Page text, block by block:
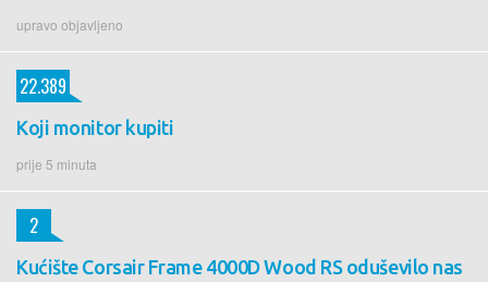
upravo objavljeno
Koji monitor kupiti
prije 5 minuta
22.389
Kućište Corsair Frame 4000D Wood RS oduševilo nas
2